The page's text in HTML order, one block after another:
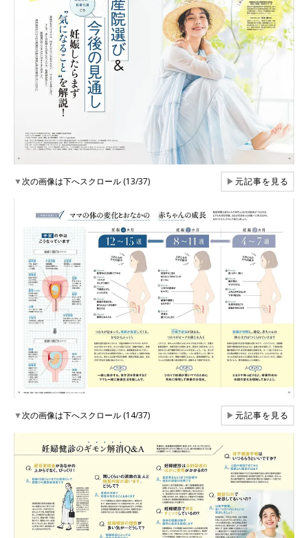
▼次の画像は下へスクロール (13/37) ▶元記事を見る
▼次の画像は下へスクロール (14/37) ▶元記事を見る